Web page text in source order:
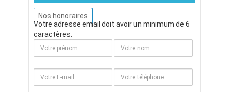
Nos honoraires
Votre adresse email doit avoir un minimum de 6
caractères.